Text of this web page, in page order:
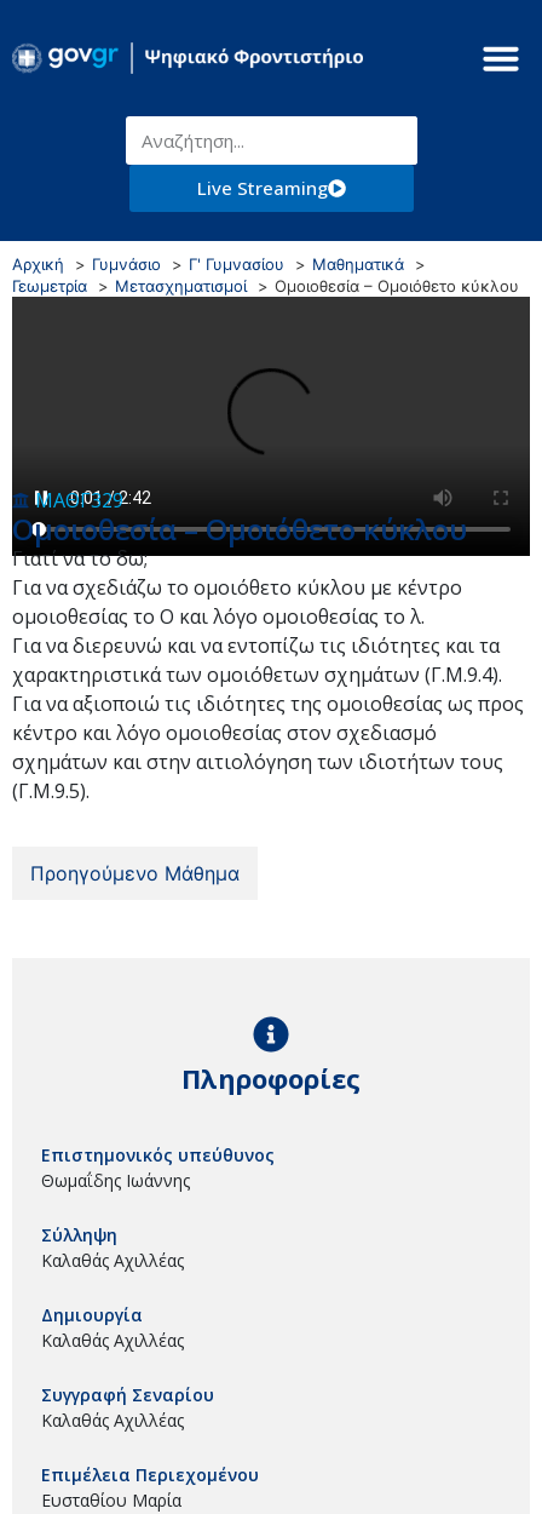
Live Streaming
Αρχική Γυμνάσιο Γ' Γυμνασίου
Μαθηματικά
Γεωμετρία
Μετασχηματισμοί Ομοιοθεσία – Ομοιόθετο κύκλου
ΜΑΘΓ329
Ομοιοθεσία – Ομοιόθετο κύκλου
Γιατί να το δω;
Για να σχεδιάζω το ομοιόθετο κύκλου με κέντρο
ομοιοθεσίας το Ο και λόγο ομοιοθεσίας το λ.
Για να διερευνώ και να εντοπίζω τις ιδιότητες και τα
χαρακτηριστικά των ομοιόθετων σχημάτων (Γ.Μ.9.4).
Για να αξιοποιώ τις ιδιότητες της ομοιοθεσίας ως προς
κέντρο και λόγο ομοιοθεσίας στον σχεδιασμό
σχημάτων και στην αιτιολόγηση των ιδιοτήτων τους
(Γ.Μ.9.5).
Προηγούμενο Μάθημα
Πληροφορίες
Επιστημονικός υπεύθυνος
Θωμαΐδης Ιωάννης
Σύλληψη
Καλαθάς Αχιλλέας
Δημιουργία
Καλαθάς Αχιλλέας
Συγγραφή Σεναρίου
Καλαθάς Αχιλλέας
Επιμέλεια Περιεχομένου
Ευσταθίου Μαρία